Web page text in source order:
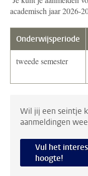
academisch jaar 2026-
Onderwijsperiode
tweede semester
Wil jij een seintje
aanmeldingen
Vul het
hoogte!